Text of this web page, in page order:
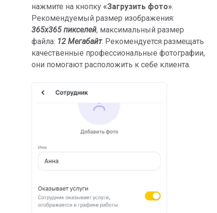
нажмите на кнопку «Загрузить фото».
Рекомендуемый размер изображения:
365x365 пикселей, максимальный размер
файла: 12 Мегабайт. Рекомендуется размещать
качественные профессиональные фотографии,
они помогают расположить к себе клиента.